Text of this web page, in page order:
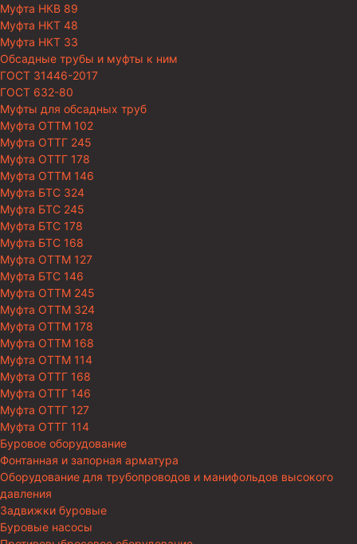
Муфта НКВ 89
Муфта НКТ 48
Муфта НКТ 33
Обсадные трубы и муфты к ним
ГОСТ 31446-2017
ГОСТ 632-80
Муфты для обсадных труб
Муфта ОТТМ 102
Муфта ОТТГ 245
Муфта ОТТГ 178
Муфта ОТТМ 146
Муфта БТС 324
Муфта БТС 245
Муфта БТС 178
Муфта БТС 168
Муфта ОТТМ 127
Муфта БТС 146
Муфта ОТТМ 245
Муфта ОТТМ 324
Муфта ОТТМ 178
Муфта ОТТМ 168
Муфта ОТТМ 114
Муфта ОТТГ 168
Муфта ОТТГ 146
Муфта ОТТГ 127
Муфта ОТТГ 114
Буровое оборудование
Фонтанная и запорная арматура
Оборудование для трубопроводов и манифольдов высокого
давления
Задвижки буровые
Буровые насосы